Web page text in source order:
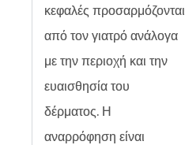
κεφαλές προσαρμόζονται
από τον γιατρό ανάλογα
με την περιοχή και την
ευαισθησία του
δέρματος. Η
αναρρόφηση είναι